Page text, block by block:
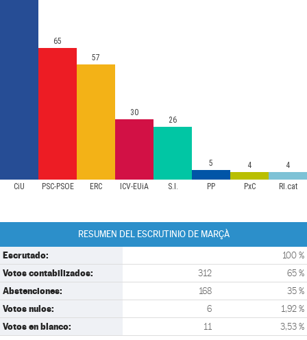
CiU PSC-PSOE ERC ICV-EUiA S.I. PP PxC RI.cat
65
57
30
26
5 4 4
RESUMEN DEL ESCRUTINIO DE MARÇÀ
Escrutado: 100 %
Votos contabilizados: 312 65 %
Abstenciones: 168 35 %
Votos nulos: 6 1,92 %
Votos en blanco: 11 3,53 %